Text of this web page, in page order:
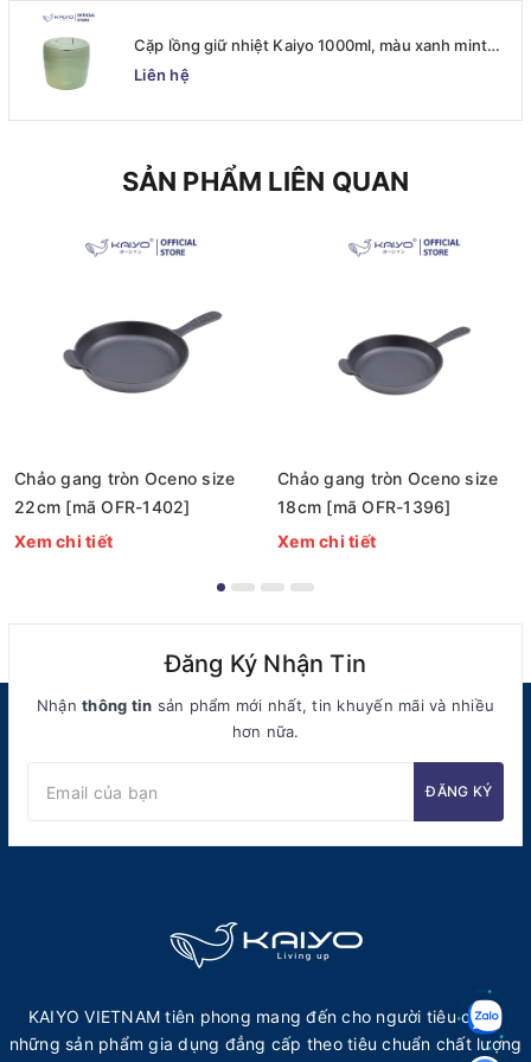
Cặp lồng giữ nhiệt Kaiyo 1000ml, màu xanh mint
[mã KVL-6513]
Liên hệ
SẢN PHẨM LIÊN QUAN
Chảo gang tròn Oceno size
22cm [mã OFR-1402]
Xem chi tiết
Chảo gang tròn Oceno size
18cm [mã OFR-1396]
Xem chi tiết
Đăng Ký Nhận Tin
Nhậnthông tin sản phẩm mới nhất, tin khuyến mãi và nhiều
hơn nữa.
ĐĂNG KÝ
KAIYO VIETNAM tiên phong mang đến cho người tiêu dùng
những sản phẩm gia dụng đẳng cấp theo tiêu chuẩn chất lượng